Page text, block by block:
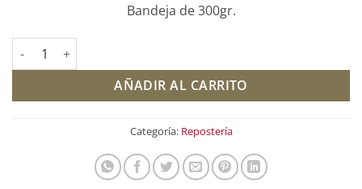
Bandeja de 300gr.
Cocadas cantidad
AÑADIR AL CARRITO
Categoría: Repostería